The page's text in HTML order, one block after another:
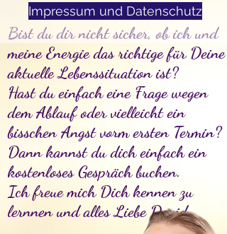
Bist du dir nicht sicher​, ob ich und
meine Energie das richtige für Deine
aktuelle Lebenssituation ist?
Hast du einfach eine Frage wegen
dem Ablauf oder vielleicht ein
bisschen Angst vorm ersten Termin?
Dann kannst du dich einfach ein
kostenloses Gespräch buchen.
Ich freue mich Dich kennen zu
lernnen und alles Liebe David
Impressum und Datenschutz